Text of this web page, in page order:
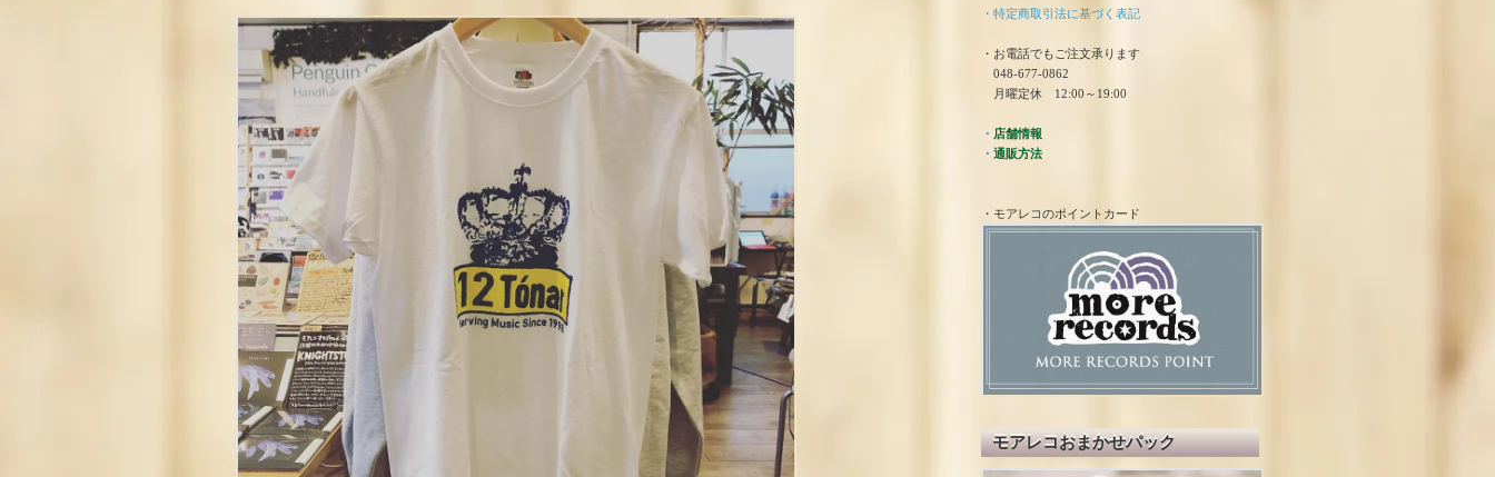
・特定商取引法に基づく表記
・お電話でもご注文承ります
048-677-0862
月曜定休 12:00～19:00
・ 店舗情報
・ 通販方法
・モアレコのポイントカード
モアレコおまかせパック